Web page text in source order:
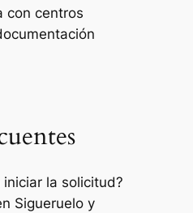
con centros
la solicitud?
Sigueruelo y